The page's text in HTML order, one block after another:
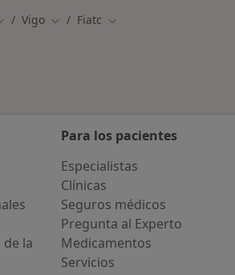
de ciudad
Vigo Cambiar de ciudad
Fiatc Cambiar de ciudad
la
Para los pacientes
Especialistas
Clínicas
Seguros médicos
Pregunta al Experto
Medicamentos
Servicios